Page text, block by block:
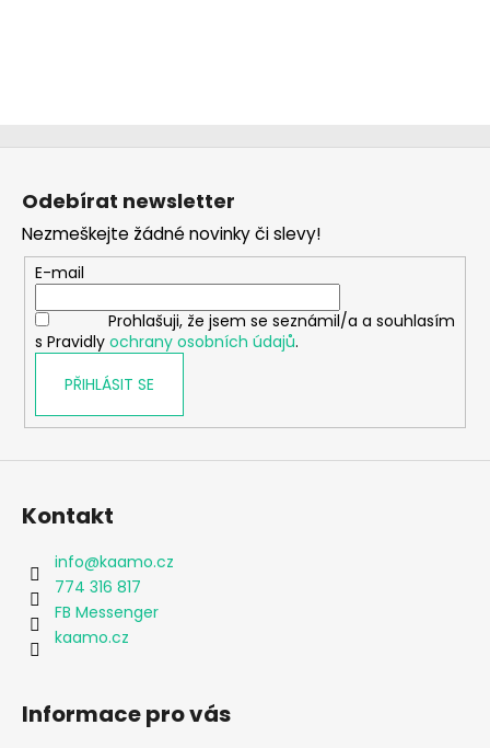
Z
Odebírat newsletter
Nezmeškejte žádné novinky či slevy!
E-mail
Prohlašuji, že jsem se seznámil/a a souhlasím
s Pravidly ochrany osobních údajů.
PŘIHLÁSIT SE
Kontakt
info@kaamo.cz
774 316 817
FB Messenger
kaamo.cz
Informace pro vás